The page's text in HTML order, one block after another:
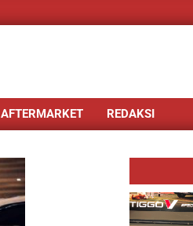
AFTERMARKET REDAKSI